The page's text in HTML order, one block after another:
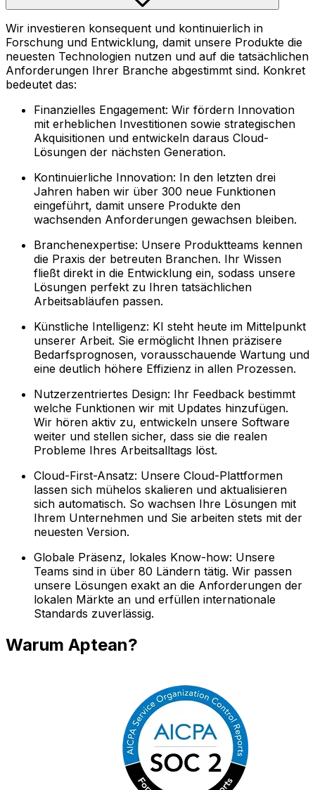
Wir investieren konsequent und kontinuierlich in
Forschung und Entwicklung, damit unsere Produkte die
neuesten Technologien nutzen und auf die tatsächlichen
Anforderungen Ihrer Branche abgestimmt sind. Konkret
bedeutet das:
Finanzielles Engagement: Wir fördern Innovation
mit erheblichen Investitionen sowie strategischen
Akquisitionen und entwickeln daraus Cloud-
Lösungen der nächsten Generation.
Kontinuierliche Innovation: In den letzten drei
Jahren haben wir über 300 neue Funktionen
eingeführt, damit unsere Produkte den
wachsenden Anforderungen gewachsen bleiben.
Branchenexpertise: Unsere Produktteams kennen
die Praxis der betreuten Branchen. Ihr Wissen
fließt direkt in die Entwicklung ein, sodass unsere
Lösungen perfekt zu Ihren tatsächlichen
Arbeitsabläufen passen.
Künstliche Intelligenz: KI steht heute im Mittelpunkt
unserer Arbeit. Sie ermöglicht Ihnen präzisere
Bedarfsprognosen, vorausschauende Wartung und
eine deutlich höhere Effizienz in allen Prozessen.
Nutzerzentriertes Design: Ihr Feedback bestimmt
welche Funktionen wir mit Updates hinzufügen.
Wir hören aktiv zu, entwickeln unsere Software
weiter und stellen sicher, dass sie die realen
Probleme Ihres Arbeitsalltags löst.
Cloud-First-Ansatz: Unsere Cloud-Plattformen
lassen sich mühelos skalieren und aktualisieren
sich automatisch. So wachsen Ihre Lösungen mit
Ihrem Unternehmen und Sie arbeiten stets mit der
neuesten Version.
Globale Präsenz, lokales Know-how: Unsere
Teams sind in über 80 Ländern tätig. Wir passen
unsere Lösungen exakt an die Anforderungen der
lokalen Märkte an und erfüllen internationale
Standards zuverlässig.
Warum Aptean?